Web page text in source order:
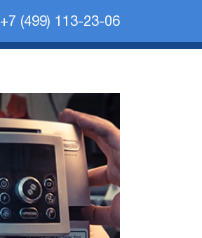
+7 (499) 113-23-06